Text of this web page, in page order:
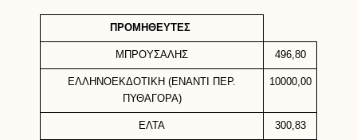
ΠΡΟΜΗΘΕΥΤΕΣ
ΜΠΡΟΥΣΑΛΗΣ 496,80
ΕΛΛΗΝΟΕΚΔΟΤΙΚΗ (ΕΝΑΝΤΙ ΠΕΡ.
ΠΥΘΑΓΟΡΑ)
10000,00
ΕΛΤΑ 300,83